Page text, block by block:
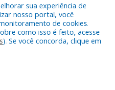
sua experiência de
nosso portal, você
de cookies.
como isso é feito, acesse
). Se você concorda, clique em